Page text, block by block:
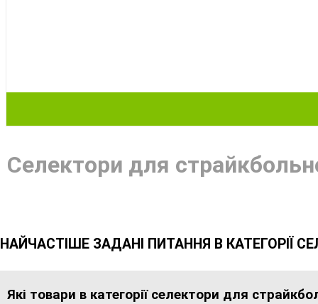
Селектори для
НАЙЧАСТІШЕ ЗАДАНІ ПИТАННЯ В КАТЕГОРІЇ
Які товари в категорії селектори для